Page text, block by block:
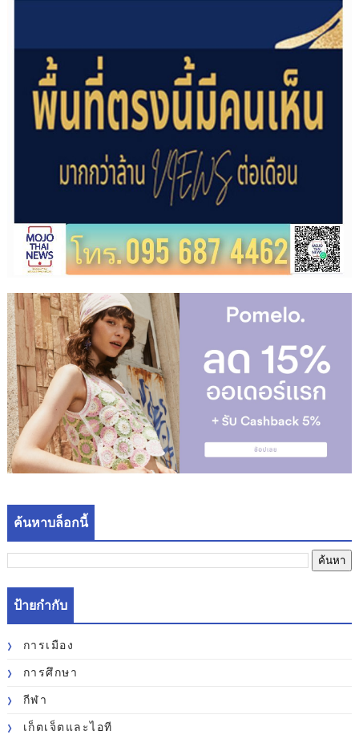
ค้นหาบล็อกนี้
ป้ายกำกับ
การเมือง
การศึกษา
กีฬา
เก็ตเจ็ตและไอที